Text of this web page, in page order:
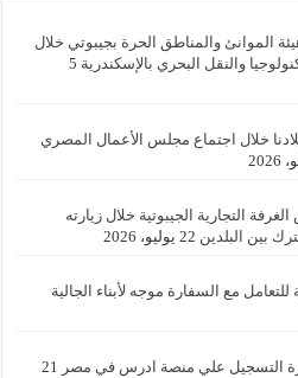
الموانئ والمناطق الحرة بجيبوتي خلال
والنقل البحري بالإسكندرية 5
خلال اجتماع مجلس الأعمال المصري
التجارية الجيبوتية خلال زيارته
بين البلدين 22 يوليو، 2026
مع السفارة موجه لأبناء الجالية
التسجيل علي منصة ادرس في مصر 21